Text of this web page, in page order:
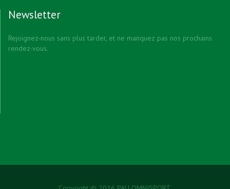
Newsletter
Rejoignez-nous sans plus tarder, et ne manquez pas nos prochains
rendez-vous.